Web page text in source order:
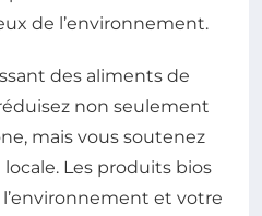
de l’environnement.
des aliments de
non seulement
mais vous soutenez
Les produits bios
et votre